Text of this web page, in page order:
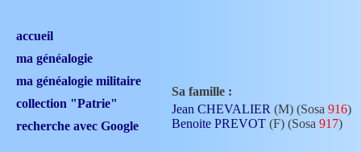
accueil
ma généalogie
ma généalogie militaire
collection "Patrie"
recherche avec Google
Sa famille :
Jean CHEVALIER (M) (Sosa 916)
Benoite PREVOT (F) (Sosa 917)